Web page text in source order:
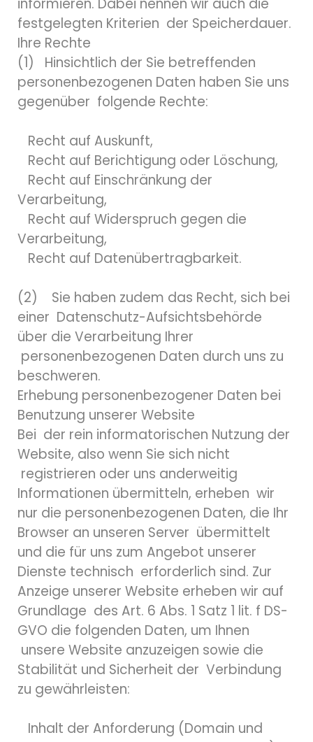
festgelegten Kriterien der Speicherdauer.
Ihre Rechte
(1) Hinsichtlich der Sie betreffenden
personenbezogenen Daten haben Sie uns
gegenüber folgende Rechte:
Recht auf Auskunft,
Recht auf Berichtigung oder Löschung,
Recht auf Einschränkung der
Verarbeitung,
Recht auf Widerspruch gegen die
Verarbeitung,
Recht auf Datenübertragbarkeit.
(2) Sie haben zudem das Recht, sich bei
einer Datenschutz-Aufsichtsbehörde
über die Verarbeitung Ihrer
personenbezogenen Daten durch uns zu
beschweren.
Erhebung personenbezogener Daten bei
Benutzung unserer Website
Bei der rein informatorischen Nutzung der
Website, also wenn Sie sich nicht
registrieren oder uns anderweitig
Informationen übermitteln, erheben wir
nur die personenbezogenen Daten, die Ihr
Browser an unseren Server übermittelt
und die für uns zum Angebot unserer
Dienste technisch erforderlich sind. Zur
Anzeige unserer Website erheben wir auf
Grundlage des Art. 6 Abs. 1 Satz 1 lit. f DS-
GVO die folgenden Daten, um Ihnen
unsere Website anzuzeigen sowie die
Stabilität und Sicherheit der Verbindung
zu gewährleisten:
Inhalt der Anforderung (Domain und